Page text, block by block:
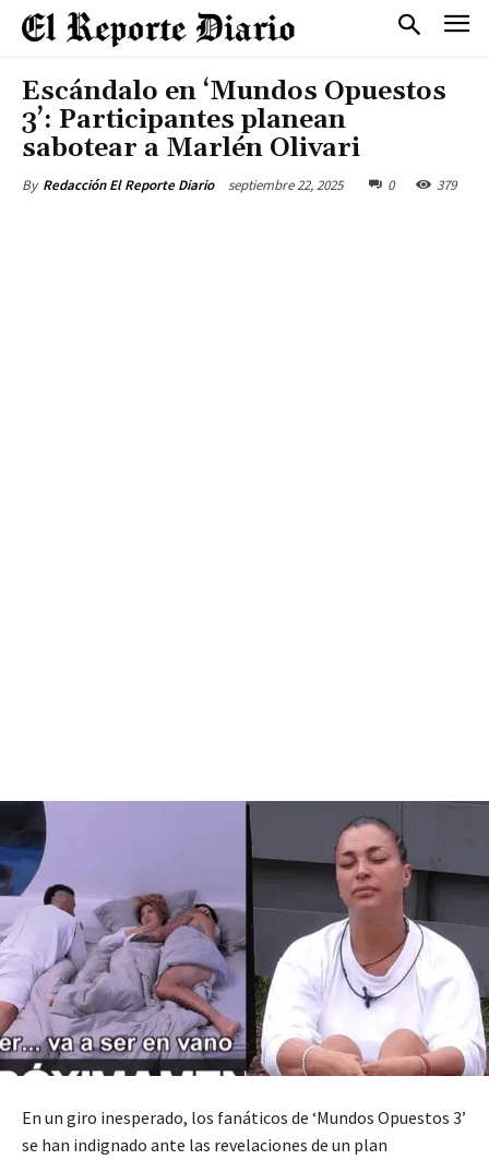
Escándalo en ‘Mundos Opuestos
3’: Participantes planean
sabotear a Marlén Olivari
By Redacción El Reporte Diario septiembre 22, 2025 0 379
En un giro inesperado, los fanáticos de ‘Mundos Opuestos 3’
se han indignado ante las revelaciones de un plan